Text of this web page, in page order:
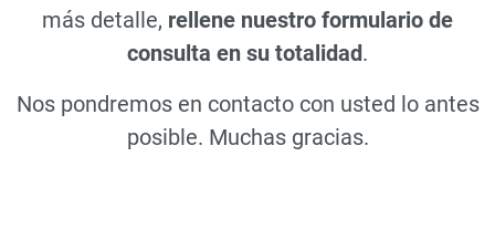
más detalle, rellene nuestro formulario de
consulta en su totalidad.
Nos pondremos en contacto con usted lo antes
posible. Muchas gracias.